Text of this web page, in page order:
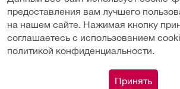
Подобрать аналог
конфиденциальности
соглашение
Публичная оферта
предоставления вам лучшего
на нашем сайте. Нажимая кнопку
соглашаетесь с использованием
политикой конфиденциальности.
Принять